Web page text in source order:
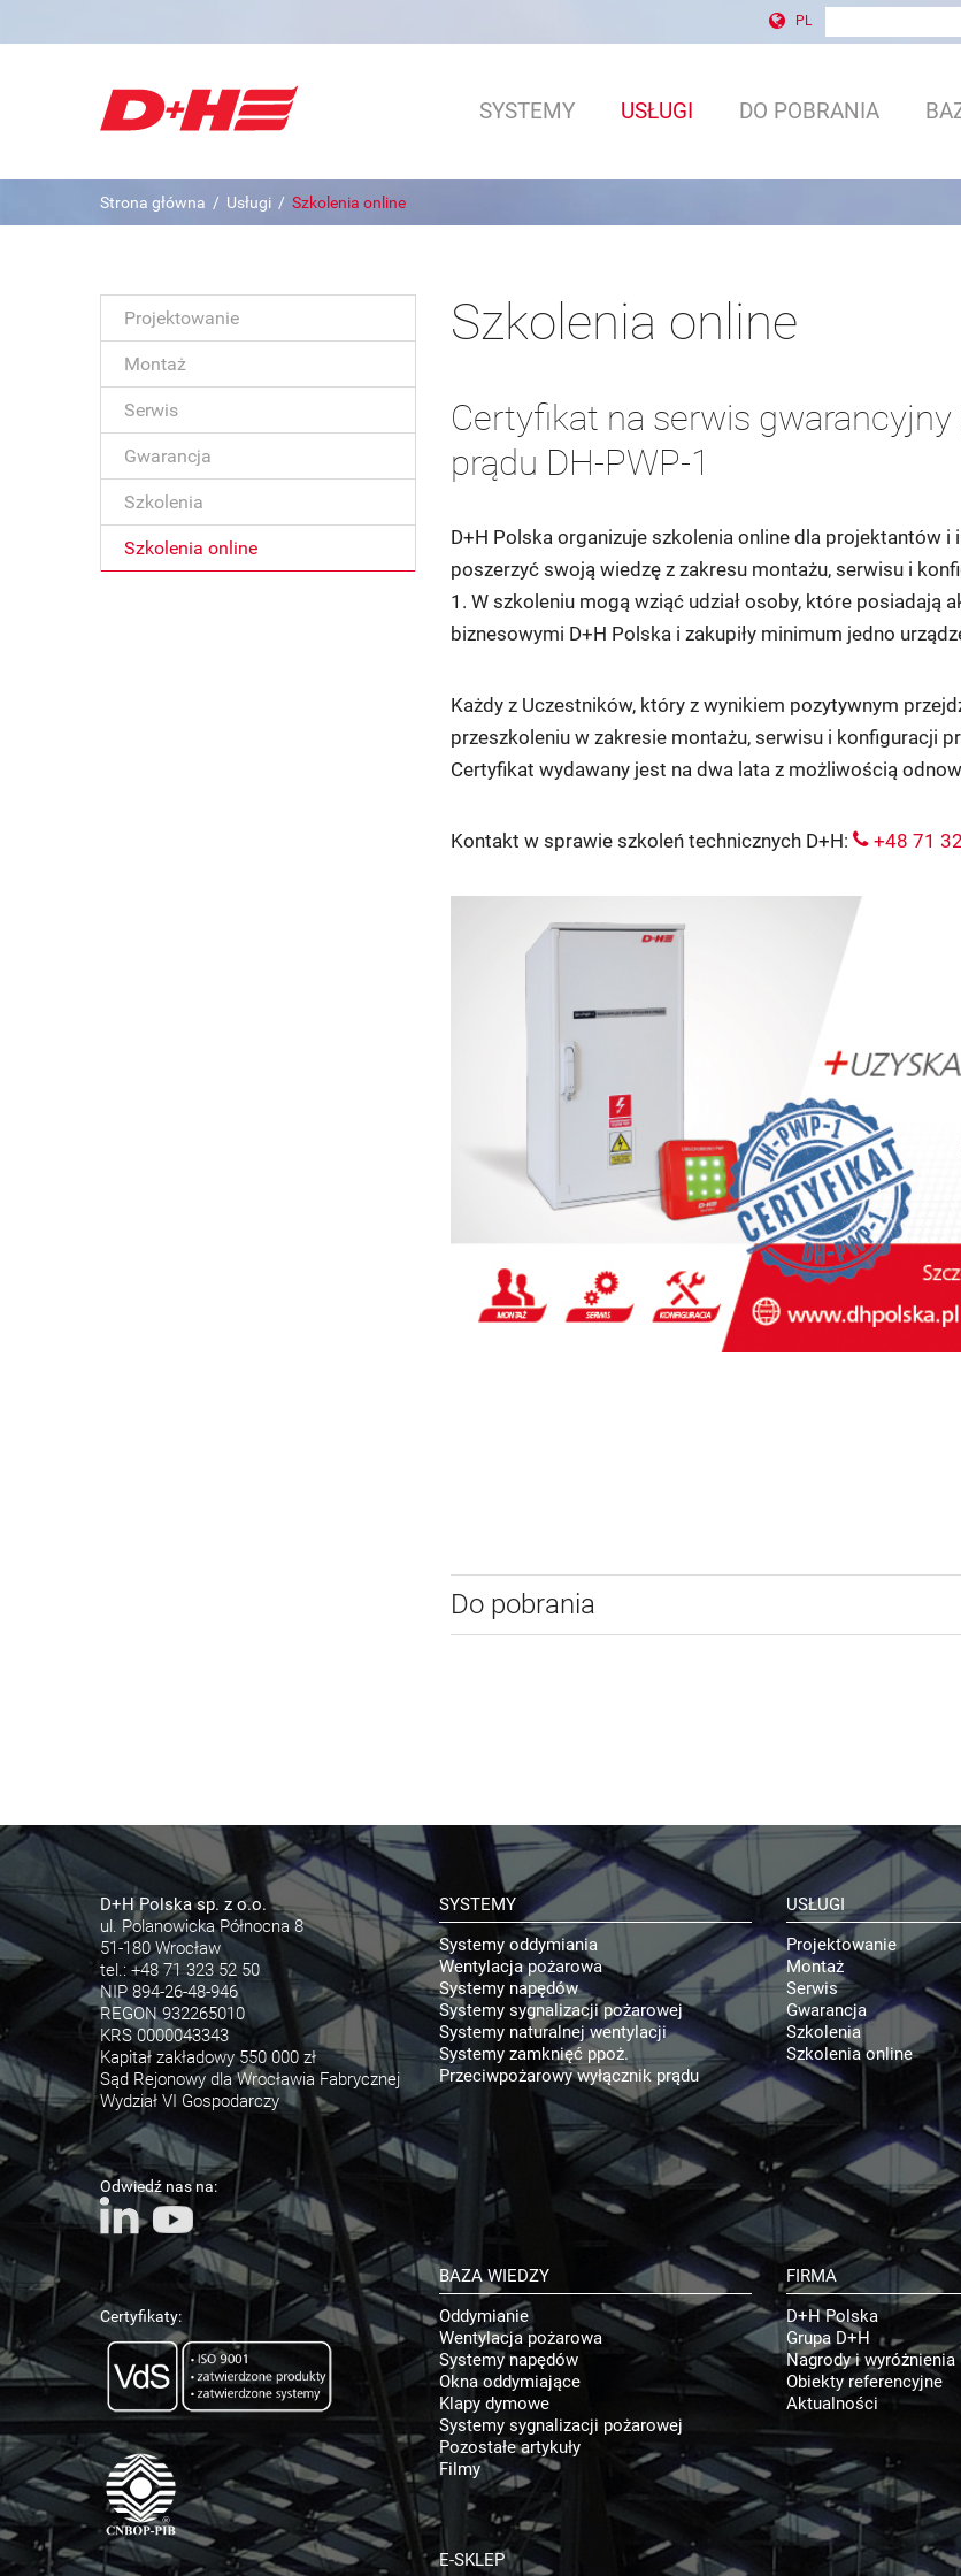
PL
SYSTEMY USŁUGI DO POBRANIA
Strona główna / Usługi / Szkolenia online
Projektowanie
Montaż
Serwis
Gwarancja
Szkolenia
Szkolenia online
Szkolenia online
Certyfikat na serwis
prądu DH-PWP-1
D+H Polska organizuje szkolenia online dla projektantów
poszerzyć swoją wiedzę z zakresu montażu, serwisu i
1. W szkoleniu mogą wziąć udział osoby, które posiadają
biznesowymi D+H Polska i zakupiły minimum jedno
Każdy z Uczestników, który z wynikiem pozytywnym
przeszkoleniu w zakresie montażu, serwisu i konfiguracji
Certyfikat wydawany jest na dwa lata z możliwością
Kontakt w sprawie szkoleń technicznych D+H: +48 71
Do pobrania
D+H Polska sp. z o.o.
ul. Polanowicka Północna 8
51-180 Wrocław
tel.: +48 71 323 52 50
NIP 894-26-48-946
REGON 932265010
KRS 0000043343
Kapitał zakładowy 550 000 zł
Sąd Rejonowy dla Wrocławia Fabrycznej
Wydział VI Gospodarczy
Odwiedź nas na:
Certyfikaty:
SYSTEMY
Systemy oddymiania
Wentylacja pożarowa
Systemy napędów
Systemy sygnalizacji pożarowej
Systemy naturalnej wentylacji
Systemy zamknięć ppoż.
Przeciwpożarowy wyłącznik prądu
USŁUGI
Projektowanie
Montaż
Serwis
Gwarancja
Szkolenia
Szkolenia online
BAZA WIEDZY
Oddymianie
Wentylacja pożarowa
Systemy napędów
Okna oddymiające
Klapy dymowe
Systemy sygnalizacji pożarowej
Pozostałe artykuły
Filmy
FIRMA
D+H Polska
Grupa D+H
Nagrody i wyróżnienia
Obiekty referencyjne
Aktualności
E-SKLEP